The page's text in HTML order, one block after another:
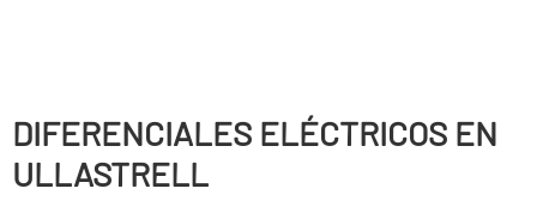
DIFERENCIALES ELÉCTRICOS EN
ULLASTRELL